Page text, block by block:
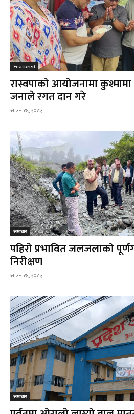
Featured
रास्वपाको आयोजनामा
जनाले रगत दान गरे
साउन १६, २०८३
समाचार
पहिरो प्रभावित जलजलाको
निरीक्षण
साउन १६, २०८३
समाचार